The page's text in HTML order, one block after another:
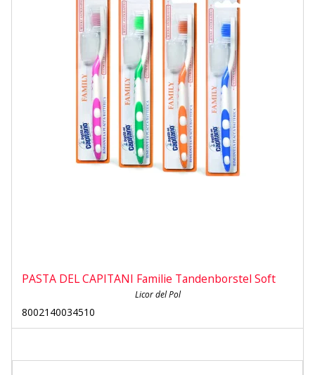
PASTA DEL CAPITANI Familie Tandenborstel Soft
Licor del Pol
8002140034510